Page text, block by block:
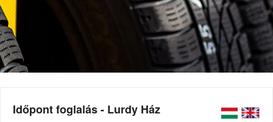
Időpont foglalás - Lurdy Ház